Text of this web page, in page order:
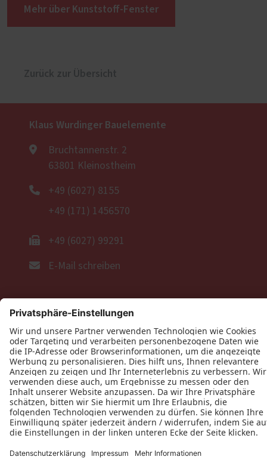
Mehr über Kunststoff-Fenster
Klaus Wurdinger Bauelemente
Bruchtannenstr. 2
63801 Kleinostheim
+49 (6027) 8155
+49 (171) 1456570
+49 (6027) 99291
E-Mail schreiben
Öffnungszeiten
nach telefonischer Vereinbarung unter der
angegebenen Handynummer
Datenschutz Impressum Kontakt